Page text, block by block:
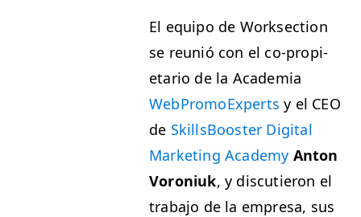
El equipo de Work­sec­tion
se reunió con el co-propi­
etario de la Acad­e­mia
WebPro­mo­Ex­perts y el CEO
de Skills­Boost­er Dig­i­tal
Mar­ket­ing Acad­e­my Anton
Voro­niuk, y dis­cutieron el
tra­ba­jo de la empre­sa, sus